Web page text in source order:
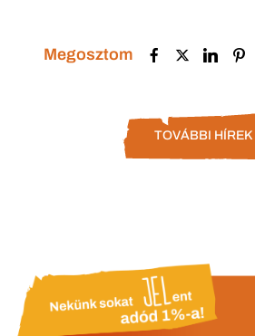
Megosztom
TOVÁBBI HÍREK